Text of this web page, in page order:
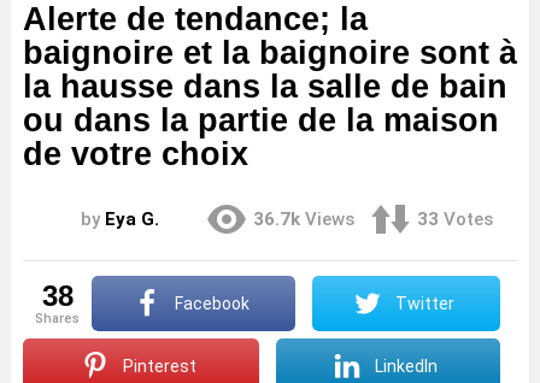
Alerte de tendance; la
baignoire et la baignoire sont à
la hausse dans la salle de bain
ou dans la partie de la maison
de votre choix
by Eya G. 36.7k Views 33 Votes
38
shares
Facebook Twitter
Pinterest LinkedIn